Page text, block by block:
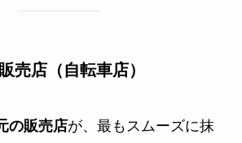
売店（自転車店）
の販売店が、最もスムーズに抹